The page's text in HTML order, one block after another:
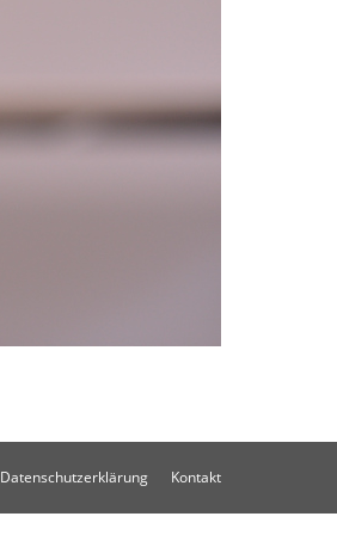
Datenschutzerklärung Kontakt